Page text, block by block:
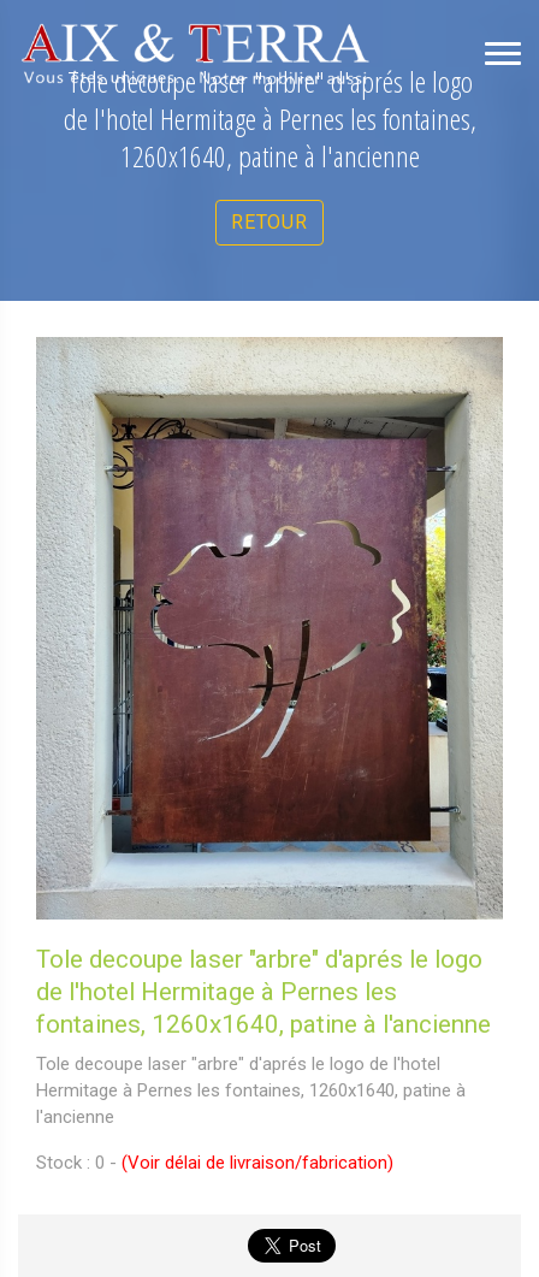
Tole decoupe laser "arbre" d'aprés le logo
de l'hotel Hermitage à Pernes les fontaines,
1260x1640, patine à l'ancienne
RETOUR
Tole decoupe laser "arbre" d'aprés le logo
de l'hotel Hermitage à Pernes les
fontaines, 1260x1640, patine à l'ancienne
Tole decoupe laser "arbre" d'aprés le logo de l'hotel
Hermitage à Pernes les fontaines, 1260x1640, patine à
l'ancienne
Stock : 0 - (Voir délai de livraison/fabrication)